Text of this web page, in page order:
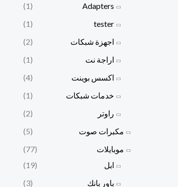
Adapters
(1)
tester
(1)
اجهزة شبكات
(2)
اراجة نت
(1)
اكسس بوينت
(4)
خدمات شبكات
(1)
راوتر
(2)
مكبرات صوت
(5)
موبايلات
(77)
ابل
(19)
باور بانك
(3)